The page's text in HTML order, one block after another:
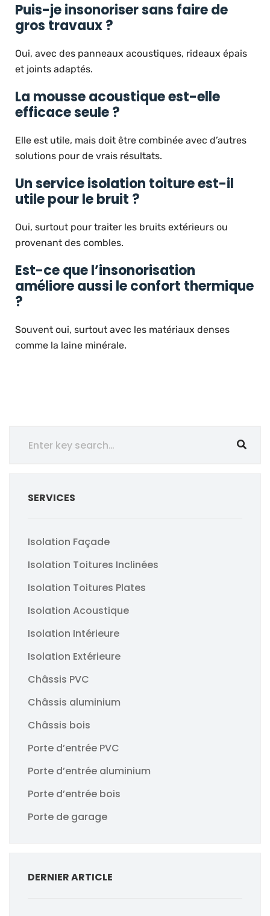
Puis-je insonoriser sans faire de
gros travaux ?
Oui, avec des panneaux acoustiques, rideaux épais
et joints adaptés.
La mousse acoustique est-elle
efficace seule ?
Elle est utile, mais doit être combinée avec d’autres
solutions pour de vrais résultats.
Un service isolation toiture est-il
utile pour le bruit ?
Oui, surtout pour traiter les bruits extérieurs ou
provenant des combles.
Est-ce que l’insonorisation
améliore aussi le confort thermique
?
Souvent oui, surtout avec les matériaux denses
comme la laine minérale.
SERVICES
Isolation Façade
Isolation Toitures Inclinées
Isolation Toitures Plates
Isolation Acoustique
Isolation Intérieure
Isolation Extérieure
Châssis PVC
Châssis aluminium
Châssis bois
Porte d’entrée PVC
Porte d’entrée aluminium
Porte d’entrée bois
Porte de garage
DERNIER ARTICLE